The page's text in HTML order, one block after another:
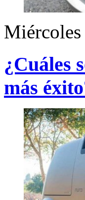
Miércoles
¿Cuáles
más